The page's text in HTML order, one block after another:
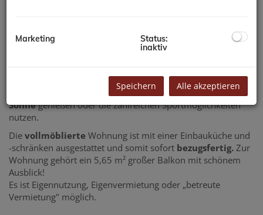
Diese 2-Zimmer-Wohnung mit einer Größe von ca. 48 m²
befindet sich im dritten Obergeschoss eines
Seehöhe. Hier sind Sie als Sportbegeisterte und
Naturliebhaber richtig, hier können Sie die Seele baumeln
grandiose Fern- und Aussicht sowie
Sonnegenießen oder die zahlreichen Sportmöglichkeiten
nutzen.
Die vollmöblierte Wohnung ist mit einer Einbauküche und
-schränken ausgestattet und somit sofort bezugsfertig. Zur
Wohnung gehört ein 5,65 m² großer Balkon mit schönem
Ausblick!
Es ist Eigennutzung, Eigenvermietung oder „betreute
Vermietung" möglich.
Marketing
Status:
inaktiv
Speichern Alle akzeptieren